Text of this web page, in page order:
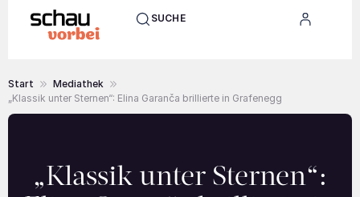
SUCHE
Start
Mediathek
„Klassik unter Sternen“: Elina Garanča brillierte in Grafenegg
„Klassik unter Sternen“: